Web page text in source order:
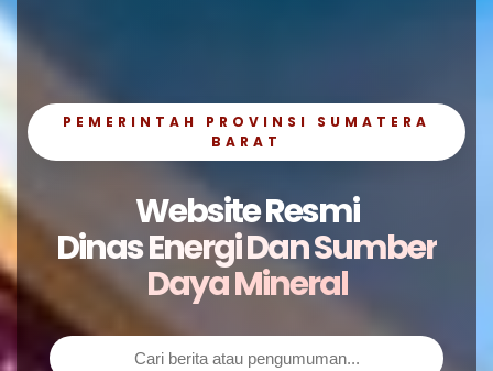
PEMERINTAH PROVINSI SUMATERA
BARAT
Website Resmi
Dinas Energi Dan Sumber
Daya Mineral